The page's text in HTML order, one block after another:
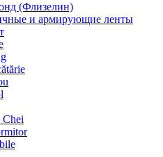
(Флизелин)
и армирующие ленты
Chei